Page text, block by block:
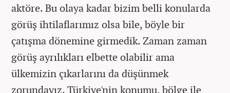
aktöre. Bu olaya kadar bizim belli konularda
görüş ihtilaflarımız olsa bile, böyle bir
çatışma dönemine girmedik. Zaman zaman
görüş ayrılıkları elbette olabilir ama
ülkemizin çıkarlarını da düşünmek
zorundayız. Türkiye'nin konumu, bölge ile